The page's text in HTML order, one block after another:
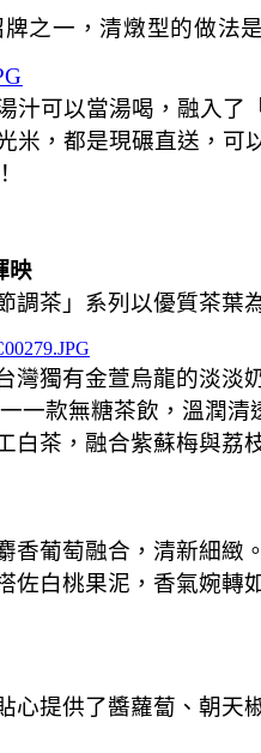
之一，清燉型的做法
汁可以當湯喝，融入
米，都是現碾直送，
映
調茶」系列以優質茶葉
灣獨有金萱烏龍的淡淡
一款無糖茶飲，溫潤清
白茶，融合紫蘇梅與荔
香葡萄融合，清新細緻。
佐白桃果泥，香氣婉轉
提供了醬蘿蔔、朝天